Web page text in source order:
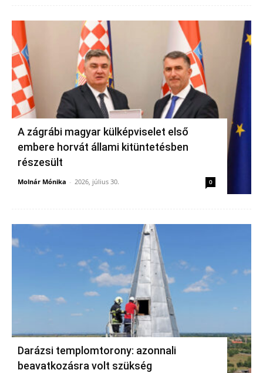
A zágrábi magyar külképviselet első
embere horvát állami kitüntetésben
részesült
Molnár Mónika - 2026, július 30. 0
Darázsi templomtorony: azonnali
beavatkozásra volt szükség